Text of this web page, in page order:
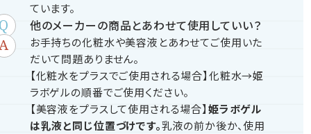
ています。
他のメーカーの商品とあわせて使用していい？
お手持ちの化粧水や美容液とあわせてご使用いた
だいて問題ありません。
【化粧水をプラスでご使用される場合】化粧水→姫
ラボゲルの順番でご使用ください。
【美容液をプラスして使用される場合】姫ラボゲル
は乳液と同じ位置づけです。乳液の前か後か、使用